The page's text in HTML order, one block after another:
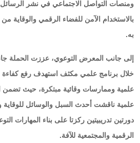
ومنصات التواصل الاجتماعي في نشر الرسائل
بالاستخدام الآمن للفضاء الرقمي والوقاية
به.
إلى جانب المعرض التوعوي، عززت الحملة
خلال برنامج علمي مكثف استهدف رفع كفاءة
علمية ناقشت أحدث السبل والوسائل للوقاية
دورتين تدريبيتين ركزتا على بناء المهارات
الرقمية والمجتمعية للآفة.